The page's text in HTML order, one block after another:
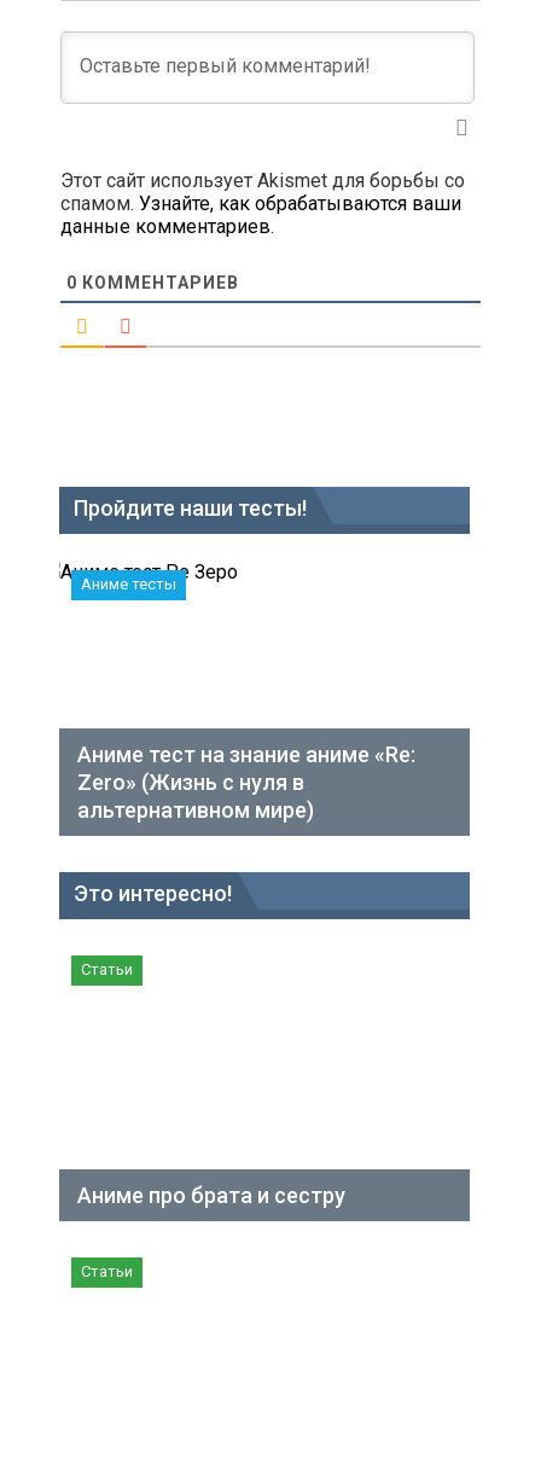
Этот сайт использует Akismet для борьбы со
спамом. Узнайте, как обрабатываются ваши
данные комментариев.
0 КОММЕНТАРИЕВ
Пройдите наши тесты!
Аниме тесты
Аниме тест на знание аниме «Re:
Zero» (Жизнь с нуля в
альтернативном мире)
Это интересно!
Статьи
Аниме про брата и сестру
Статьи